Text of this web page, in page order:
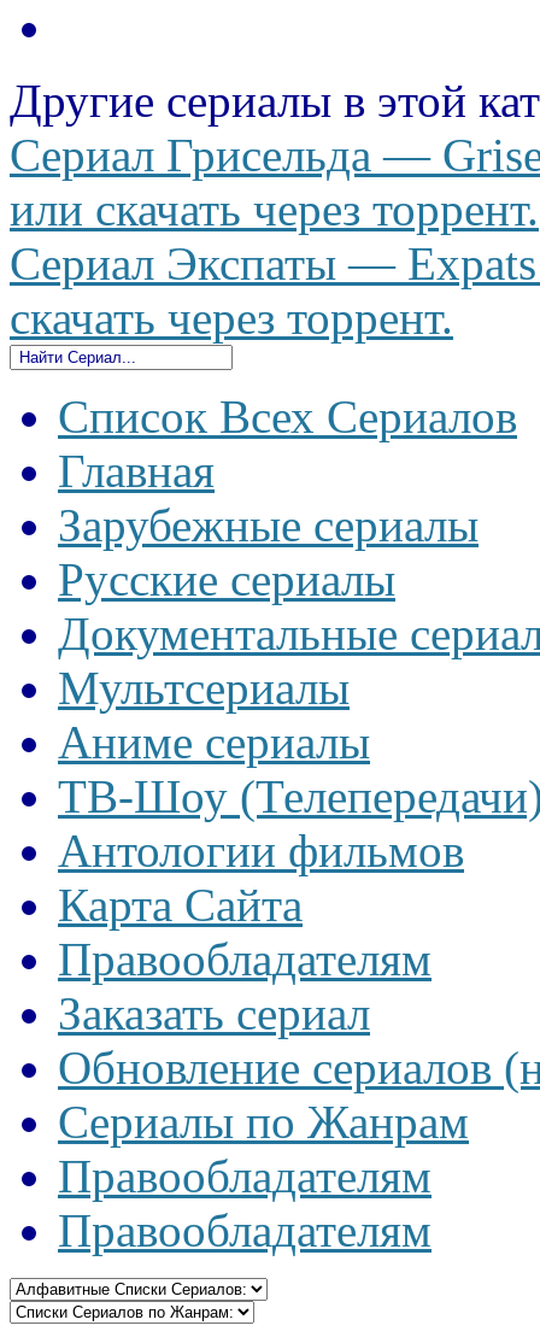
Другие сериалы в этой
Сериал Грисельда —
или скачать через торрент.
Сериал Экспаты —
скачать через торрент.
Список Всех Сериалов
Главная
Зарубежные сериалы
Русские сериалы
Документальные
Мультсериалы
Аниме сериалы
ТВ-Шоу
Антологии фильмов
Карта Сайта
Правообладателям
Заказать сериал
Обновление сериалов
Сериалы по Жанрам
Правообладателям
Правообладателям